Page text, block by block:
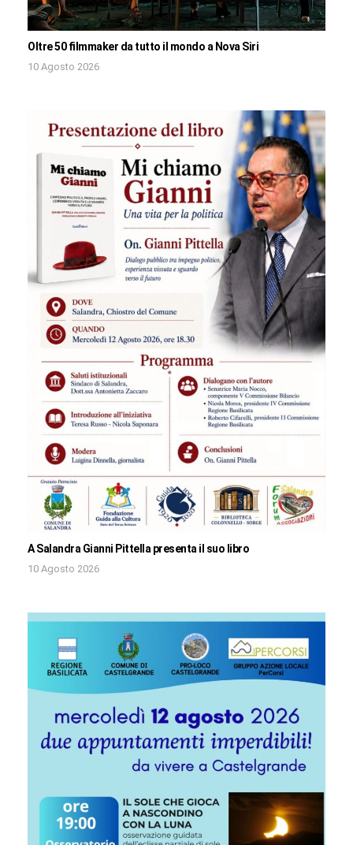
Oltre 50 filmmaker da tutto il mondo a Nova Siri
10 Agosto 2026
A Salandra Gianni Pittella presenta il suo libro
10 Agosto 2026